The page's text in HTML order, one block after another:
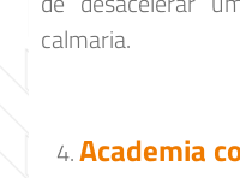
calmaria.
Academia